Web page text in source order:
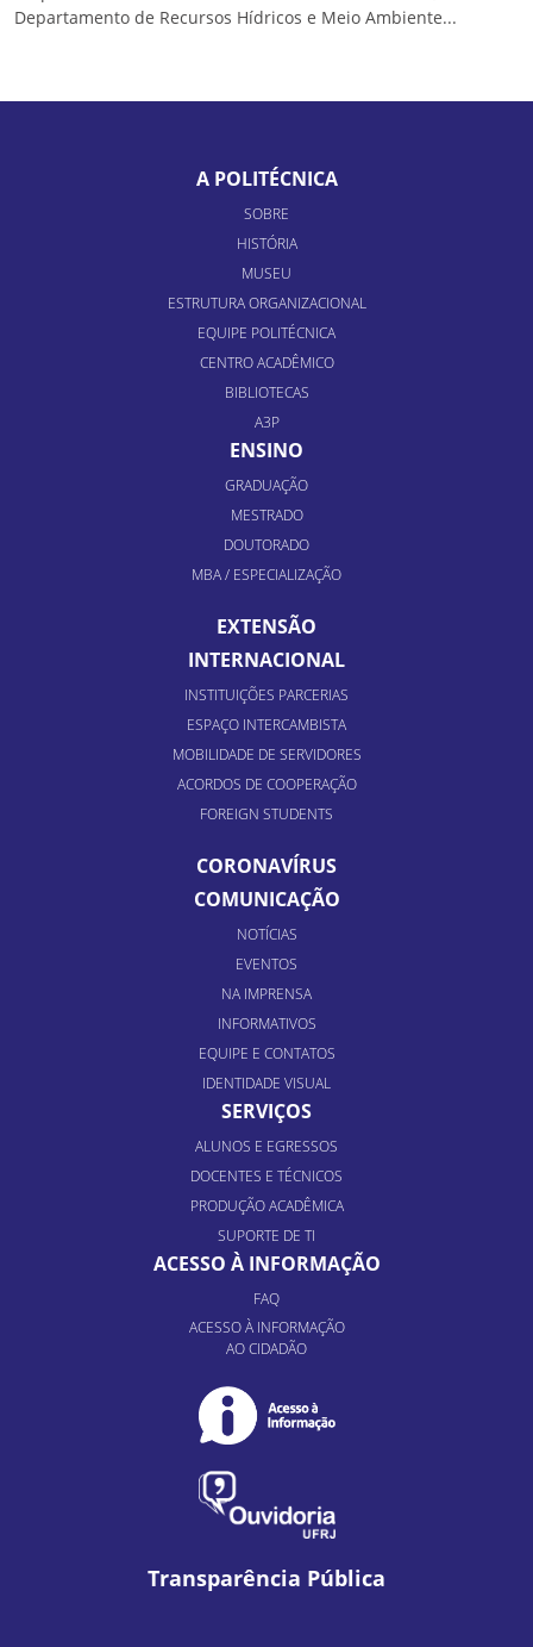
Departamento de Recursos Hídricos e Meio Ambiente...
A POLITÉCNICA
SOBRE
HISTÓRIA
MUSEU
ESTRUTURA ORGANIZACIONAL
EQUIPE POLITÉCNICA
CENTRO ACADÊMICO
BIBLIOTECAS
A3P
ENSINO
GRADUAÇÃO
MESTRADO
DOUTORADO
MBA / ESPECIALIZAÇÃO
EXTENSÃO
INTERNACIONAL
INSTITUIÇÕES PARCERIAS
ESPAÇO INTERCAMBISTA
MOBILIDADE DE SERVIDORES
ACORDOS DE COOPERAÇÃO
FOREIGN STUDENTS
CORONAVÍRUS
COMUNICAÇÃO
NOTÍCIAS
EVENTOS
NA IMPRENSA
INFORMATIVOS
EQUIPE E CONTATOS
IDENTIDADE VISUAL
SERVIÇOS
ALUNOS E EGRESSOS
DOCENTES E TÉCNICOS
PRODUÇÃO ACADÊMICA
SUPORTE DE TI
ACESSO À INFORMAÇÃO
FAQ
ACESSO À INFORMAÇÃO
AO CIDADÃO
Transparência Pública